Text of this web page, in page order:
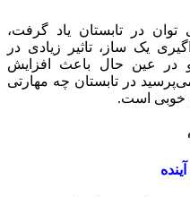
در تابستان یاد گرفت،
یک ساز، تاثیر زیادی در
در عین حال باعث افزایش
در تابستان چه مهارتی
خوبی است.